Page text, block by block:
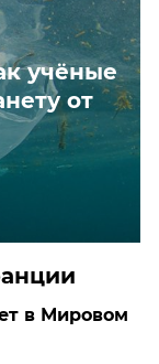
учёные
от
в Мировом